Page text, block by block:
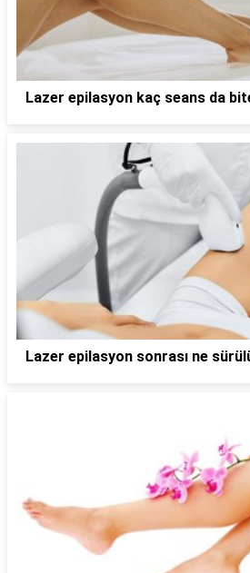
Lazer epilasyon kaç seans da
Lazer epilasyon sonrası ne